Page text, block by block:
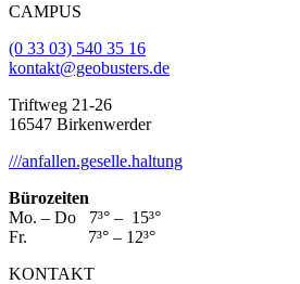
CAMPUS
(0 33 03) 540 35 16
kontakt@geobusters.de
Triftweg 21-26
16547 Birkenwerder
///anfallen.geselle.haltung
Bürozeiten
Mo. – Do 7³° – 15³°
Fr. 7³° – 12³°
KONTAKT